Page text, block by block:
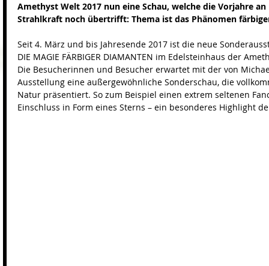
Amethyst Welt 2017 nun eine Schau, welche die Vorjahre
Strahlkraft noch übertrifft: Thema ist das Phänomen
Seit 4. März und bis Jahresende 2017 ist die neue
DIE MAGIE FÄRBIGER DIAMANTEN im Edelsteinhaus der
Die Besucherinnen und Besucher erwartet mit der von
Ausstellung eine außergewöhnliche Sonderschau, die
Natur präsentiert. So zum Beispiel einen extrem seltenen
Einschluss in Form eines Sterns – ein besonderes Highlight